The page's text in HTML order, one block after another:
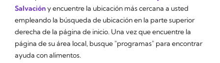
Salvacióny encuentre la ubicación más cercana a usted
empleando la búsqueda de ubicación en la parte superior
derecha de la página de inicio. Una vez que encuentre la
página de su área local, busque "programas" para encontrar
ayuda con alimentos.